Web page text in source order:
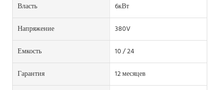
Власть
6кВт
Напряжение
380V
Емкость
10 / 24
Гарантия
12 месяцев